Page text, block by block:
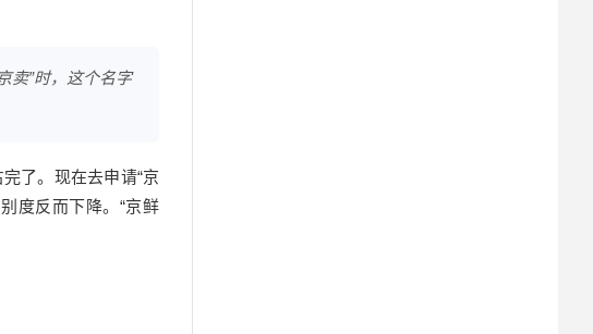
卖”时，这个名字
了。现在去申请“京
度反而下降。“京鲜